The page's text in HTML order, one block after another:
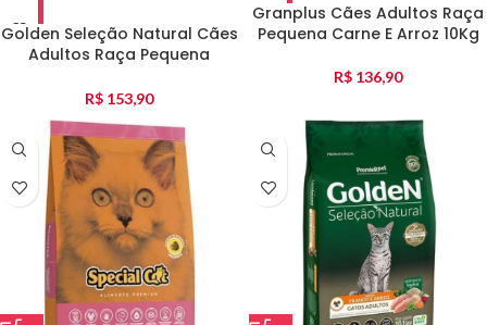
Golden Seleção Natural Cães
Adultos Raça Pequena
R$ 153,90
Granplus Cães Adultos Raça
Pequena Carne E Arroz 10Kg
R$ 136,90